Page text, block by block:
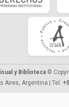
y Biblioteca ©
Aires, Argentina | Tel.